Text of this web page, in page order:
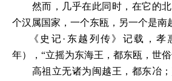
然而，几乎在此同时，在它的
个汉属国家，一个东瓯，另一个是南
《史记·东越列传》记载，孝
年），“立摇为东海王，都东瓯，世俗
高祖立无诸为闽越王，都东冶